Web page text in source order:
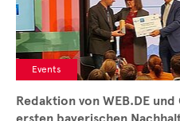
Events
Redaktion von WEB.DE und